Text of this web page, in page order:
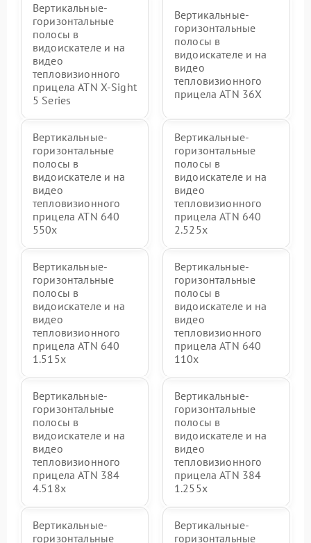
Вертикальные-
горизонтальные
полосы в
видоискателе и на
видео
тепловизионного
прицела ATN X‑Sight
5 Series
Вертикальные-
горизонтальные
полосы в
видоискателе и на
видео
тепловизионного
прицела ATN 36X
Вертикальные-
горизонтальные
полосы в
видоискателе и на
видео
тепловизионного
прицела ATN 640
550x
Вертикальные-
горизонтальные
полосы в
видоискателе и на
видео
тепловизионного
прицела ATN 640
2.525x
Вертикальные-
горизонтальные
полосы в
видоискателе и на
видео
тепловизионного
прицела ATN 640
1.515x
Вертикальные-
горизонтальные
полосы в
видоискателе и на
видео
тепловизионного
прицела ATN 640
110x
Вертикальные-
горизонтальные
полосы в
видоискателе и на
видео
тепловизионного
прицела ATN 384
4.518x
Вертикальные-
горизонтальные
полосы в
видоискателе и на
видео
тепловизионного
прицела ATN 384
1.255х
Вертикальные-
горизонтальные
Вертикальные-
горизонтальные